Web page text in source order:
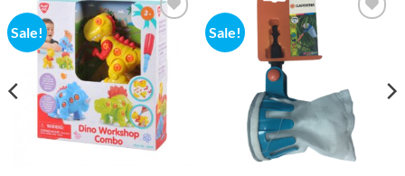
Sale!
Add to
wishlist
Sale!